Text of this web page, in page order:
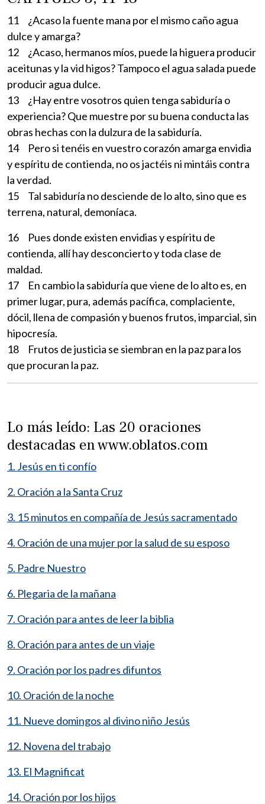
11 ¿Acaso la fuente mana por el mismo caño agua
dulce y amarga?
12 ¿Acaso, hermanos míos, puede la higuera producir
aceitunas y la vid higos? Tampoco el agua salada puede
producir agua dulce.
13 ¿Hay entre vosotros quien tenga sabiduría o
experiencia? Que muestre por su buena conducta las
obras hechas con la dulzura de la sabiduría.
14 Pero si tenéis en vuestro corazón amarga envidia
y espíritu de contienda, no os jactéis ni mintáis contra
la verdad.
15 Tal sabiduría no desciende de lo alto, sino que es
terrena, natural, demoníaca.
16 Pues donde existen envidias y espíritu de
contienda, allí hay desconcierto y toda clase de
maldad.
17 En cambio la sabiduría que viene de lo alto es, en
primer lugar, pura, además pacífica, complaciente,
dócil, llena de compasión y buenos frutos, imparcial, sin
hipocresía.
18 Frutos de justicia se siembran en la paz para los
que procuran la paz.
Lo más leído: Las 20 oraciones
destacadas en www.oblatos.com
1. Jesús en ti confío
2. Oración a la Santa Cruz
3. 15 minutos en compañía de Jesús sacramentado
4. Oración de una mujer por la salud de su esposo
5. Padre Nuestro
6. Plegaria de la mañana
7. Oración para antes de leer la biblia
8. Oración para antes de un viaje
9. Oración por los padres difuntos
10. Oración de la noche
11. Nueve domingos al divino niño Jesús
12. Novena del trabajo
13. El Magnificat
14. Oración por los hijos